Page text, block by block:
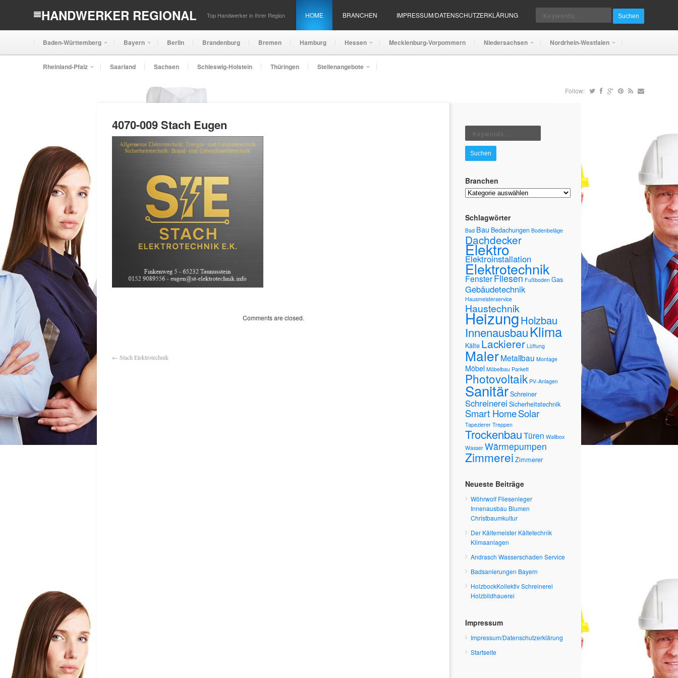
HANDWERKER REGIONAL Top Handwerker in Ihrer Region HOME BRANCHEN IMPRESSUM/DATENSCHUTZERKLÄRUNG Suchen
Baden-Württemberg Bayern Berlin Brandenburg Bremen Hamburg Hessen Mecklenburg-Vorpommern Niedersachsen Nordrhein-Westfalen
Rheinland-Pfalz Saarland Sachsen Schleswig-Holstein Thüringen Stellenangebote
Follow:
4070-009 Stach Eugen
Comments are closed.
← Stach Elektrotechnik
Suchen
Branchen
Branchen
Schlagwörter
Bad Bau Bedachungen Bodenbeläge
Dachdecker
Elektro
Elektroinstallation
Elektrotechnik
FensterFliesen Fußboden Gas
Gebäudetechnik
Hausmeisterservice
Haustechnik
HeizungHolzbau
InnenausbauKlima
Kälte Lackierer Lüftung
MalerMetallbau Montage
Möbel Möbelbau Parkett
Photovoltaik PV-Anlagen
SanitärSchreiner
Schreinerei Sicherheitstechnik
Smart HomeSolar
Tapezierer Treppen
TrockenbauTüren Wallbox
Wasser Wärmepumpen
Zimmerei Zimmerer
Neueste Beiträge
Wöhrwolf Fliesenleger
Innenausbau Blumen
Christbaumkultur
Der Kältemeister Kältetechnik
Klimaanlagen
Andrasch Wasserschaden Service
Badsanierungen Bayern
HolzbockKollektiv Schreinerei
Holzbildhauerei
Impressum
Impressum/Datenschutzerklärung
Startseite